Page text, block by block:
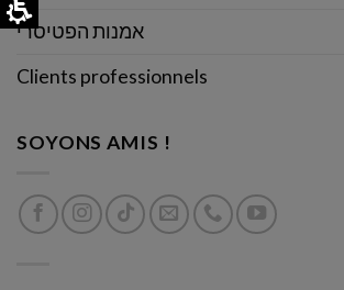
אמנות הפטיסרי
Clients professionnels
SOYONS AMIS !